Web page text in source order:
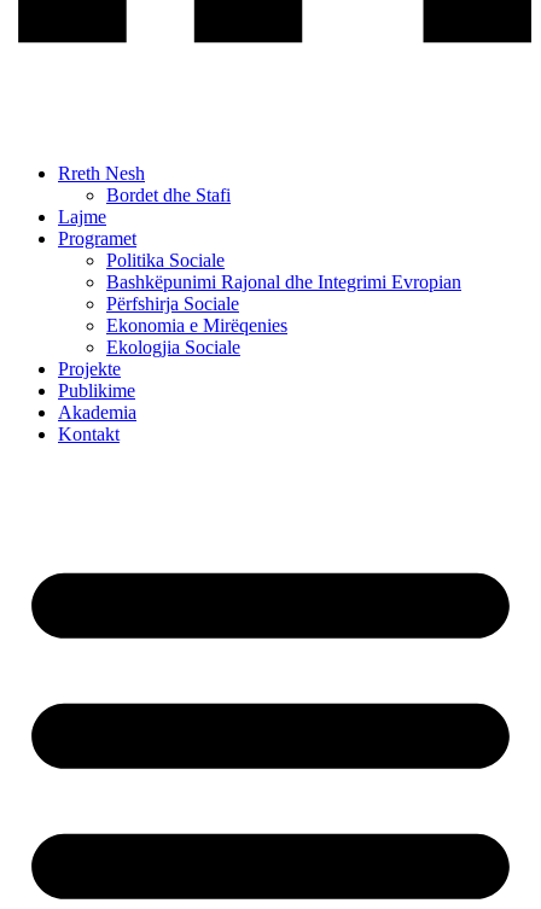
Rreth Nesh
Bordet dhe Stafi
Lajme
Programet
Politika Sociale
Bashkëpunimi Rajonal dhe Integrimi Evropian
Përfshirja Sociale
Ekonomia e Mirëqenies
Ekologjia Sociale
Projekte
Publikime
Akademia
Kontakt